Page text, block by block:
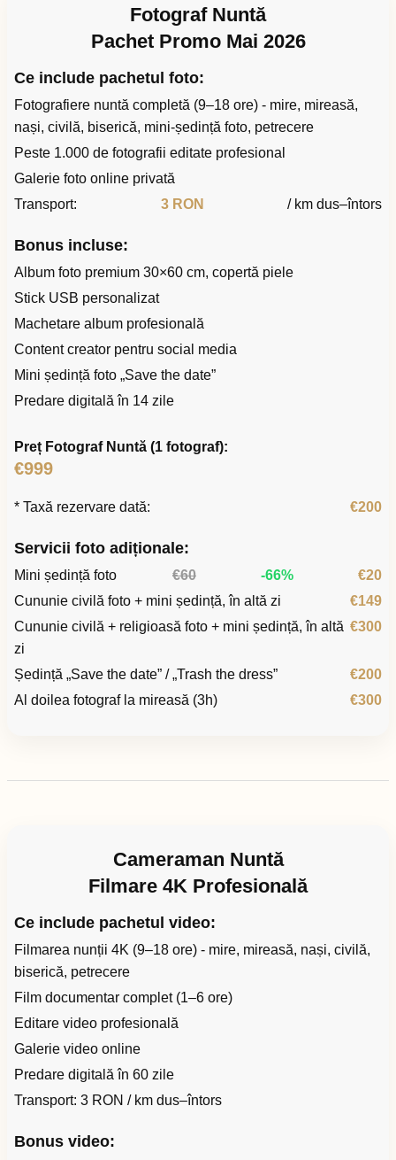
Fotograf Nuntă
Pachet Promo Mai 2026
Ce include pachetul foto:
Fotografiere nuntă completă (9–18 ore) - mire, mireasă,
nași, civilă, biserică, mini-ședință foto, petrecere
Peste 1.000 de fotografii editate profesional
Galerie foto online privată
Transport:
3 RON / km dus–întors
Bonus incluse:
Album foto premium 30×60 cm, copertă piele
Stick USB personalizat
Machetare album profesională
Content creator pentru social media
Mini ședință foto „Save the date”
Predare digitală în 14 zile
Preț Fotograf Nuntă (1 fotograf):
€999
* Taxă rezervare dată: €200
Servicii foto adiționale:
Mini ședință foto €60 -66%
€20
Cununie civilă foto + mini ședință, în altă zi
€149
Cununie civilă + religioasă foto + mini ședință, în altă
zi
€300
Ședință „Save the date” / „Trash the dress”
€200
Al doilea fotograf la mireasă (3h)
€300
Cameraman Nuntă
Filmare 4K Profesională
Ce include pachetul video:
Filmarea nunții 4K (9–18 ore) - mire, mireasă, nași, civilă,
biserică, petrecere
Film documentar complet (1–6 ore)
Editare video profesională
Galerie video online
Predare digitală în 60 zile
Transport: 3 RON / km dus–întors
Bonus video: